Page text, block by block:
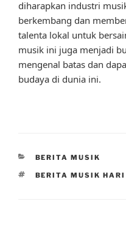
diharapkan industri
berkembang dan
talenta lokal untuk
musik ini juga menjadi
mengenal batas dan
budaya di dunia ini.
CATEGORIES
BERITA MUSIK
TAGS
BERITA MUSIK